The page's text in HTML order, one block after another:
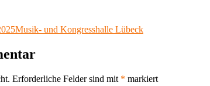
Kategorien
Musik- und Kongresshalle Lübeck
Erforderliche Felder sind mit * markiert